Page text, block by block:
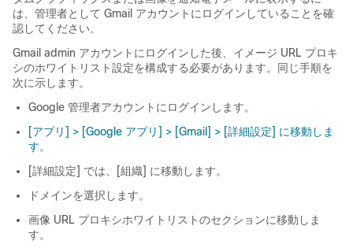
は、管理者として Gmail アカウントにログインしていることを確
認してください。
Gmail admin アカウントにログインした後、イメージ URL プロキ
シのホワイトリスト設定を構成する必要があります。同じ手順を
次に示します。
Google 管理者アカウントにログインします。
[アプリ] > [Google アプリ] > [Gmail] > [詳細設定] に移動しま
す。
[詳細設定] では、[組織] に移動します。
ドメインを選択します。
画像 URL プロキシホワイトリストのセクションに移動しま
す。